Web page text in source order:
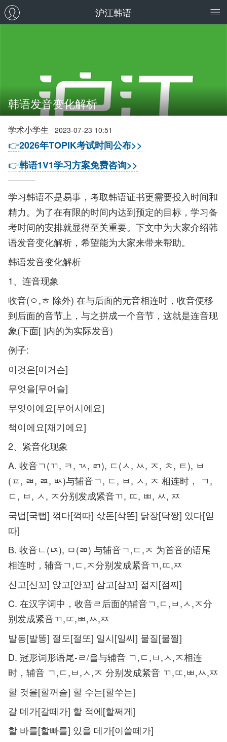
沪江韩语
韩语发音变化解析
学术小学生 2023-07-23 10:51
👉2026年TOPIK考试时间公布>>
👉韩语1V1学习方案免费咨询>>
学习韩语不是易事，考取韩语证书更需要投入时间和
精力。为了在有限的时间内达到预定的目标，学习备
考时间的安排就显得至关重要。下文中为大家介绍韩
语发音变化解析，希望能为大家来带来帮助。
韩语发音变化解析
1、连音现象
收音(ㅇ,ㅎ 除外) 在与后面的元音相连时，收音便移
到后面的音节上，与之拼成一个音节，这就是连音现
象(下面[ ]内的为实际发音)
例子:
이것은[이거슨]
무엇을[무어슬]
무엇이에요[무어시에요]
책이에요[채기에요]
2、紧音化现象
A. 收音ㄱ(ㄲ, ㅋ, ㄳ, ㄺ), ㄷ(ㅅ, ㅆ, ㅈ, ㅊ, ㅌ), ㅂ
(ㅍ, ㄼ, ㄿ, ㅄ)与辅音ㄱ, ㄷ, ㅂ, ㅅ, ㅈ 相连时， ㄱ,
ㄷ, ㅂ, ㅅ, ㅈ分别发成紧音ㄲ, ㄸ, ㅃ, ㅆ, ㅉ
국법[국뻡] 꺾다[꺽따] 삯돈[삭똔] 닭장[닥짱] 있다[읻
따]
B. 收音ㄴ(ㄵ), ㅁ(ㄻ) 与辅音ㄱ,ㄷ,ㅈ 为首音的语尾
相连时，辅音ㄱ,ㄷ,ㅈ分别发成紧音ㄲ,ㄸ,ㅉ
신고[신꼬] 앉고[안꼬] 삼고[삼꼬] 젊지[점찌]
C. 在汉字词中，收音ㄹ后面的辅音ㄱ,ㄷ,ㅂ,ㅅ,ㅈ分
别发成紧音ㄲ,ㄸ,ㅃ,ㅆ,ㅉ
발동[발똥] 절도[절또] 일시[일씨] 물질[물찔]
D. 冠形词形语尾-ㄹ/을与辅音 ㄱ,ㄷ,ㅂ,ㅅ,ㅈ相连
时，辅音 ㄱ,ㄷ,ㅂ,ㅅ,ㅈ 分别发成紧音 ㄲ,ㄸ,ㅃ,ㅆ,ㅉ
할 것을[할꺼슬] 할 수는[할쑤는]
갈 데가[갈떼가] 할 적에[할쩌게]
할 바를[할빠를] 있을 데가[이쓸떼가]